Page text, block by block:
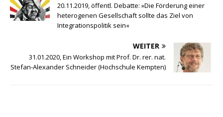
20.11.2019, öffentl. Debatte: »Die Förderung einer
heterogenen Gesellschaft sollte das Ziel von
Integrationspolitik sein«
WEITER
31.01.2020, Ein Workshop mit Prof. Dr. rer. nat.
Stefan-Alexander Schneider (Hochschule Kempten)